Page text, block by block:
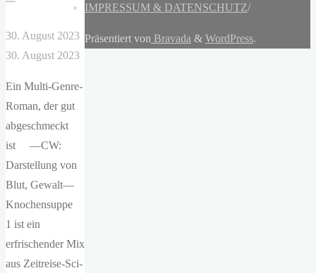
30. August 2023
30. August 2023
Ein Multi-Genre-
Roman, der gut
abgeschmeckt
ist —CW:
Darstellung von
Blut, Gewalt—
Knochensuppe
1 ist ein
erfrischender Mix
aus Zeitreise-Sci-
IMPRESSUM & DATENSCHUTZ/
Präsentiert von Bravada & WordPress.